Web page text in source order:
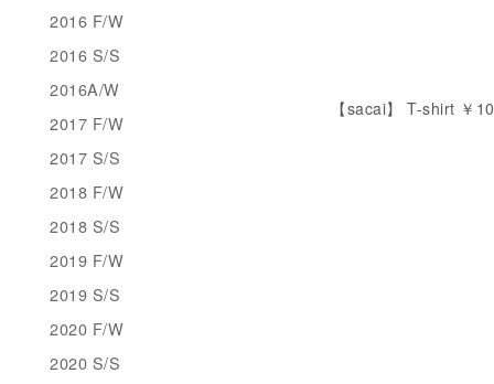
【sacai】 T-shirt ￥
2016 F/W
2016 S/S
2016A/W
2017 F/W
2017 S/S
2018 F/W
2018 S/S
2019 F/W
2019 S/S
2020 F/W
2020 S/S